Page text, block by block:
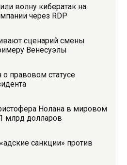
волну кибератак на
через RDP
сценарий смены
Венесуэлы
о правовом статусе
Нолана в мировом
млрд долларов
санкции» против